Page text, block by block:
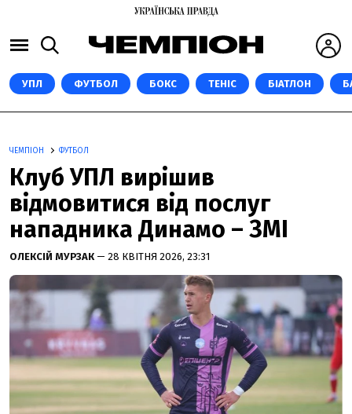
УПЛ ФУТБОЛ БОКС ТЕНІС БІАТЛОН
ЧЕМПІОН ФУТБОЛ
Клуб УПЛ вирішив
відмовитися від послуг
нападника Динамо – ЗМІ
ОЛЕКСІЙ МУРЗАК — 28 КВІТНЯ 2026, 23:31